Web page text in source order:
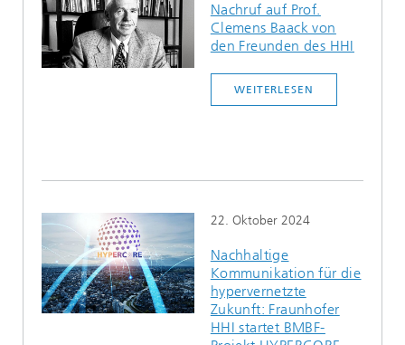
Nachruf auf Prof.
Clemens Baack von
den Freunden des HHI
WEITERLESEN
22. Oktober 2024
Nachhaltige
Kommunikation für die
hypervernetzte
Zukunft: Fraunhofer
HHI startet BMBF-